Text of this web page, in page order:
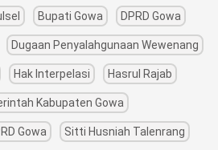
Bupati Gowa DPRD Gowa
Dugaan Penyalahgunaan Wewenang
Hak Interpelasi Hasrul Rajab
Kabupaten Gowa
Gowa Sitti Husniah Talenrang